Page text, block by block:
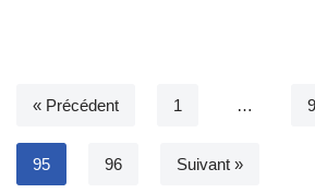
« Précédent 1 …
95 96 Suivant »